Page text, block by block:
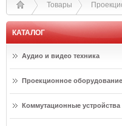
Товары
КАТАЛОГ
Аудио и видео техника
Проекционное оборудование
Коммутационные устройства